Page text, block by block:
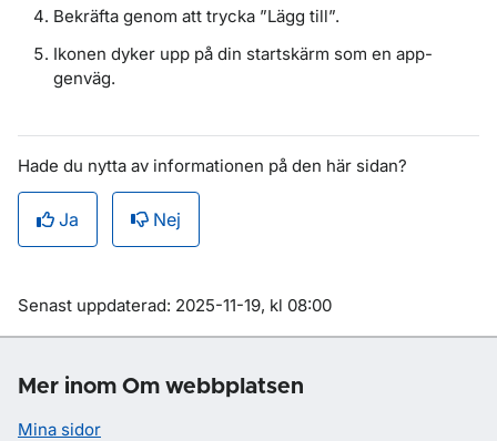
Bekräfta genom att trycka ”Lägg till”.
Ikonen dyker upp på din startskärm som en app-
genväg.
Hade du nytta av informationen på den här sidan?
Ja Nej
Om sidan
Senast uppdaterad: 2025-11-19, kl 08:00
Mer inom Om webbplatsen
Mina sidor